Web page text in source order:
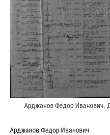
Арджанов Федор Иванович.
Арджанов Федор Иванович